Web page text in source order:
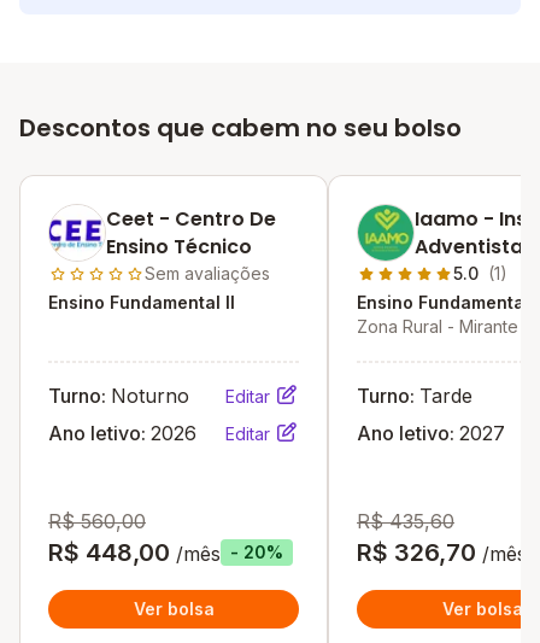
Descontos que cabem no seu bolso
Ceet - Centro De
Ensino Técnico
Sem avaliações
Ensino Fundamental II
Turno: Noturno Editar
Ano letivo: 2026 Editar
R$ 560,00
R$ 448,00 /mês - 20%
Ver bolsa
Iaamo -
Adventista
Amazonia
Ocidental
5.0 (1)
Ensino Fundamental I
Zona Rural - Mirante
Turno: Tarde
Ano letivo: 2027
R$ 435,60
R$ 326,70 /mês
Ver bolsa